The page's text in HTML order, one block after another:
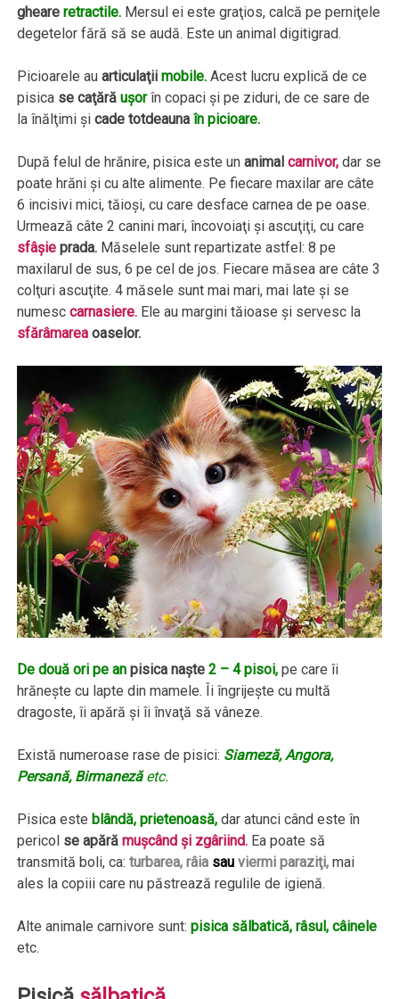
gheareretractile. Mersul ei este graţios, calcă pe perniţele
degetelor fără să se audă. Este un animal digitigrad.
Picioarele auarticulaţiimobile. Acest lucru explică de ce
pisica se caţărăuşorîn copaci şi pe ziduri, de ce sare de
la înălţimi şicade totdeaunaîn picioare.
După felul de hrănire, pisica este unanimal carnivor, dar se
poate hrăni şi cu alte alimente. Pe fiecare maxilar are câte
6 incisivi mici, tăioşi, cu care desface carnea de pe oase.
Urmează câte 2 canini mari, încovoiaţi şi ascuţiţi, cu care
sfâşie prada. Măselele sunt repartizate astfel: 8 pe
maxilarul de sus, 6 pe cel de jos. Fiecare măsea are câte 3
colţuri ascuţite. 4 măsele sunt mai mari, mai late şi se
numesccarnasiere. Ele au margini tăioase şi servesc la
sfărâmarea oaselor.
De două ori pe an pisica naşte2 – 4 pisoi, pe care îi
hrăneşte cu lapte din mamele. Îi îngrijeşte cu multă
dragoste, îi apără şi îi învaţă să vâneze.
Există numeroase rase de pisici: Siameză, Angora,
Persană, Birmaneză etc.
Pisica esteblândă, prietenoasă, dar atunci când este în
pericol se apărămuşcând şi zgâriind. Ea poate să
transmită boli, ca:turbarea, râia sau viermi paraziţi, mai
ales la copiii care nu păstrează regulile de igienă.
Alte animale carnivore sunt: pisica sălbatică, râsul, câinele
etc.